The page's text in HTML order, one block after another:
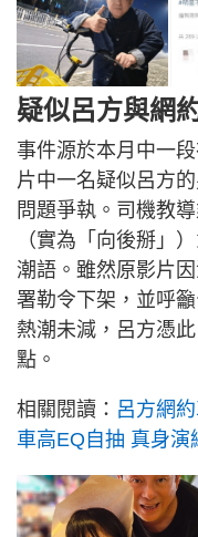
疑似呂方與網
事件源於本月中一
片中一名疑似呂方
問題爭執。司機教
（實為「向後掰」
潮語。雖然原影片
署勒令下架，並呼
熱潮未減，呂方憑
點。
相關閱讀： 呂方網
車高EQ自抽 真身